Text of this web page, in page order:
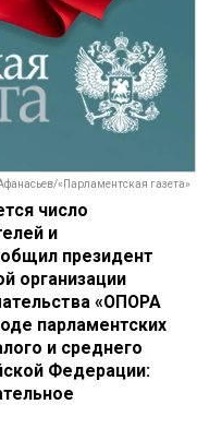
«Парламентская газета»
число
и
президент
организации
«ОПОРА
парламентских
и среднего
Федерации: